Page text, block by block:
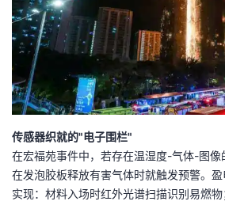
坛
圈
子
的
直
播
我
的
活
动
我
的
关
注
我
的
开
我
的
我
传感器织就的"电子围栏"
在宏福苑事件中，若存在温湿度-气体-图
在发泡胶板释放有害气体时就触发预警。
实现：材料入场时红外光谱扫描识别易燃